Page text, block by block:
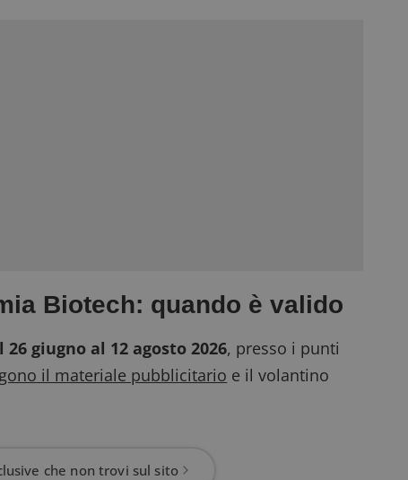
Biotech: quando è valido
26 giugno al 12 agosto 2026, presso i punti
il materiale pubblicitario e il volantino
che non trovi sul sito